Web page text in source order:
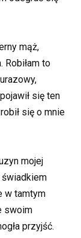
mąż,
Robiłam to
się ten
się o mnie
mojej
świadkiem
w tamtym
swoim
przyjść.